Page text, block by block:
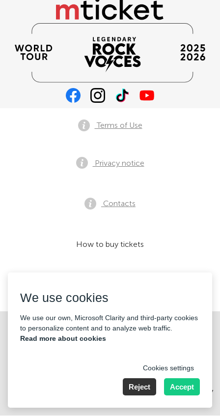
©2026 «KONTRAMARKA OÜ» All Rights Reserved
Terms of Use
Privacy notice
Contacts
How to buy tickets
Harju maakond, Tallinn, Kesklinna linnaosa, Pärnu mnt 139b, 11317
We use cookies
We use our own, Microsoft Clarity and third-party cookies
to personalize content and to analyze web traffic.
Read more about cookies
Cookies settings
Reject Accept